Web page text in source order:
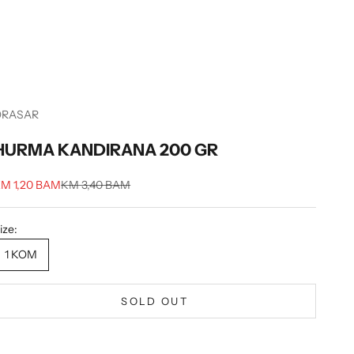
KANDIRANA 200 GR
price
1,20 BAMRegular price
KM 3,40 BAM
1 KOM
SOLD OUT